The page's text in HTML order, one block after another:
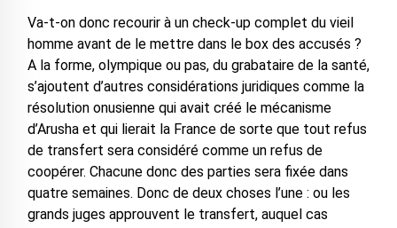
Va-t-on donc recourir à un check-up complet du vieil
homme avant de le mettre dans le box des accusés ?
A la forme, olympique ou pas, du grabataire de la santé,
s’ajoutent d’autres considérations juridiques comme la
résolution onusienne qui avait créé le mécanisme
d’Arusha et qui lierait la France de sorte que tout refus
de transfert sera considéré comme un refus de
coopérer. Chacune donc des parties sera fixée dans
quatre semaines. Donc de deux choses l’une : ou les
grands juges approuvent le transfert, auquel cas